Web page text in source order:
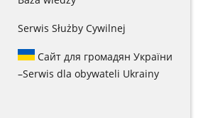
Serwis Służby Cywilnej
Сайт для громадян України
–Serwis dla obywateli Ukrainy